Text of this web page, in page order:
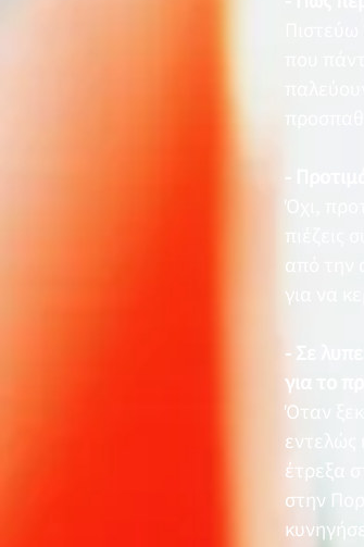
που
-
Όχι,
πιέζεις
από την
για να
- Σε
για το
Όταν
έτρεξα
στην